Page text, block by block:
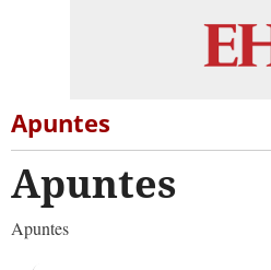
Apuntes
Apuntes
Apuntes